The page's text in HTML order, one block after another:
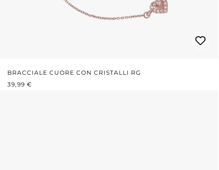
BRACCIALE CUORE CON CRISTALLI RG
PREZZO NORMALE:
39,99 €